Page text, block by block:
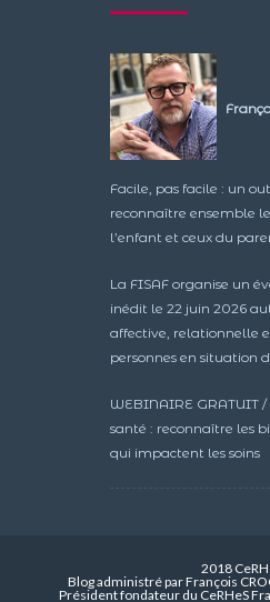
Facile, pas facile : un
reconnaître ensemble
l’enfant et ceux du
La FISAF organise un
inédit le 22 juin 2026
affective, relationnelle
personnes en situation
WEBINAIRE GRATUIT
santé : reconnaître les
qui impactent les soins
2018
Blog administré par François
Président fondateur du CeRHeS